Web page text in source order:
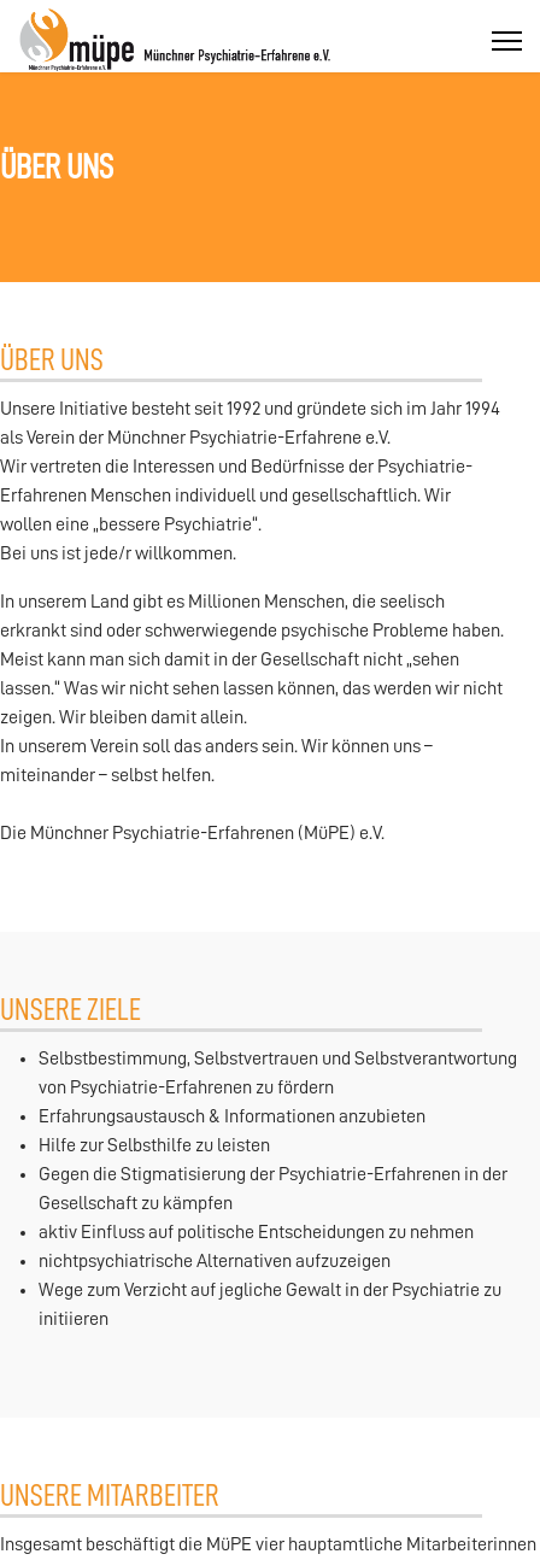
ÜBER UNS
ÜBER UNS
Unsere Initiative besteht seit 1992 und gründete sich im Jahr 1994
als Verein der Münchner Psychiatrie-Erfahrene e.V.
Wir vertreten die Interessen und Bedürfnisse der Psychiatrie-
Erfahrenen Menschen individuell und gesellschaftlich. Wir
wollen eine „bessere Psychiatrie“.
Bei uns ist jede/r willkommen.
In unserem Land gibt es Millionen Menschen, die seelisch
erkrankt sind oder schwerwiegende psychische Probleme haben.
Meist kann man sich damit in der Gesellschaft nicht „sehen
lassen.“ Was wir nicht sehen lassen können, das werden wir nicht
zeigen. Wir bleiben damit allein.
In unserem Verein soll das anders sein. Wir können uns –
miteinander – selbst helfen.
Die Münchner Psychiatrie-Erfahrenen (MüPE) e.V.
UNSERE ZIELE
Selbstbestimmung, Selbstvertrauen und Selbstverantwortung
von Psychiatrie-Erfahrenen zu fördern
Erfahrungsaustausch & Informationen anzubieten
Hilfe zur Selbsthilfe zu leisten
Gegen die Stigmatisierung der Psychiatrie-Erfahrenen in der
Gesellschaft zu kämpfen
aktiv Einfluss auf politische Entscheidungen zu nehmen
nichtpsychiatrische Alternativen aufzuzeigen
Wege zum Verzicht auf jegliche Gewalt in der Psychiatrie zu
initiieren
UNSERE MITARBEITER
Insgesamt beschäftigt die MüPE vier hauptamtliche Mitarbeiterinnen